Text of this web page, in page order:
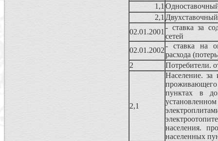
1,1
2,1
02.01.2001
- ставка за
сетей
02.01.2002
- ставка на
расхода
2
Потребители.
2,1
Население. за
проживающего
пунктах в
населения.
населенных